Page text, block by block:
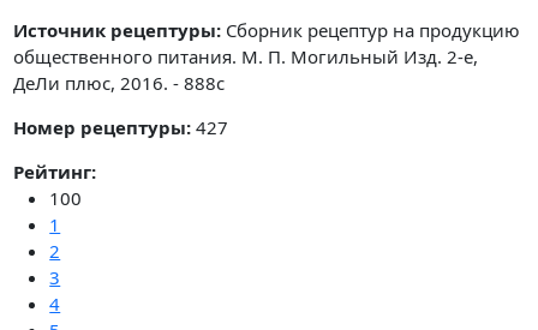
Источник рецептуры: Сборник рецептур на продукцию
общественного питания. М. П. Могильный Изд. 2-е,
ДеЛи плюс, 2016. - 888с
Номер рецептуры: 427
Рейтинг:
100
1
2
3
4